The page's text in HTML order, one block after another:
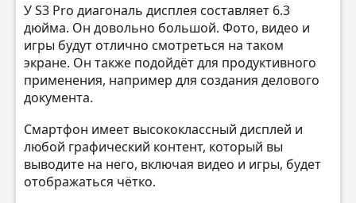
У S3 Pro диагональ дисплея составляет 6.3
дюйма. Он довольно большой. Фото, видео и
игры будут отлично смотреться на таком
экране. Он также подойдёт для продуктивного
применения, например для создания делового
документа.
Смартфон имеет высококлассный дисплей и
любой графический контент, который вы
выводите на него, включая видео и игры, будет
отображаться чётко.